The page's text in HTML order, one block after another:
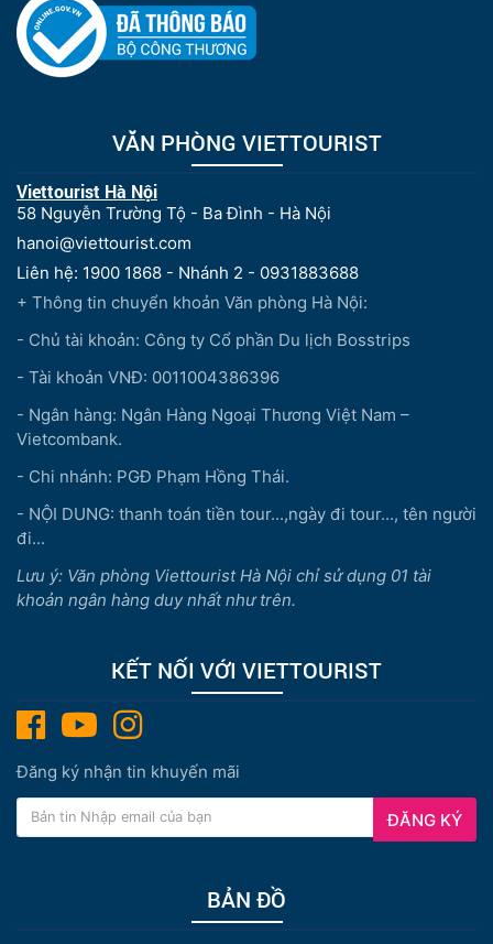
VĂN PHÒNG VIETTOURIST
Viettourist Hà Nội
58 Nguyễn Trường Tộ - Ba Đình - Hà Nội
hanoi@viettourist.com
Liên hệ: 1900 1868 - Nhánh 2 - 0931883688
+ Thông tin chuyển khoản Văn phòng Hà Nội:
- Chủ tài khoản: Công ty Cổ phần Du lịch Bosstrips
- Tài khoản VNĐ: 0011004386396
- Ngân hàng: Ngân Hàng Ngoại Thương Việt Nam –
Vietcombank.
- Chi nhánh: PGĐ Phạm Hồng Thái.
- NỘI DUNG: thanh toán tiền tour...,ngày đi tour..., tên người
đi...
Lưu ý: Văn phòng Viettourist Hà Nội chỉ sử dụng 01 tài
khoản ngân hàng duy nhất như trên.
KẾT NỐI VỚI VIETTOURIST
Đăng ký nhận tin khuyến mãi
ĐĂNG KÝ
BẢN ĐỒ